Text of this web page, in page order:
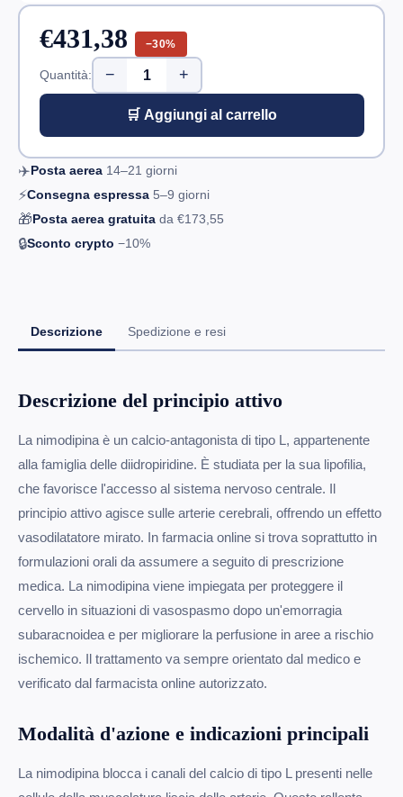
€431,38 −30%
Quantità: − +
🛒 Aggiungi al carrello
✈️Posta aerea 14–21 giorni
⚡Consegna espressa 5–9 giorni
🎁Posta aerea gratuita da €173,55
🔒Sconto crypto −10%
Descrizione Spedizione e resi
Descrizione del principio attivo
La nimodipina è un calcio-antagonista di tipo L, appartenente
alla famiglia delle diidropiridine. È studiata per la sua lipofilia,
che favorisce l'accesso al sistema nervoso centrale. Il
principio attivo agisce sulle arterie cerebrali, offrendo un effetto
vasodilatatore mirato. In farmacia online si trova soprattutto in
formulazioni orali da assumere a seguito di prescrizione
medica. La nimodipina viene impiegata per proteggere il
cervello in situazioni di vasospasmo dopo un'emorragia
subaracnoidea e per migliorare la perfusione in aree a rischio
ischemico. Il trattamento va sempre orientato dal medico e
verificato dal farmacista online autorizzato.
Modalità d'azione e indicazioni principali
La nimodipina blocca i canali del calcio di tipo L presenti nelle